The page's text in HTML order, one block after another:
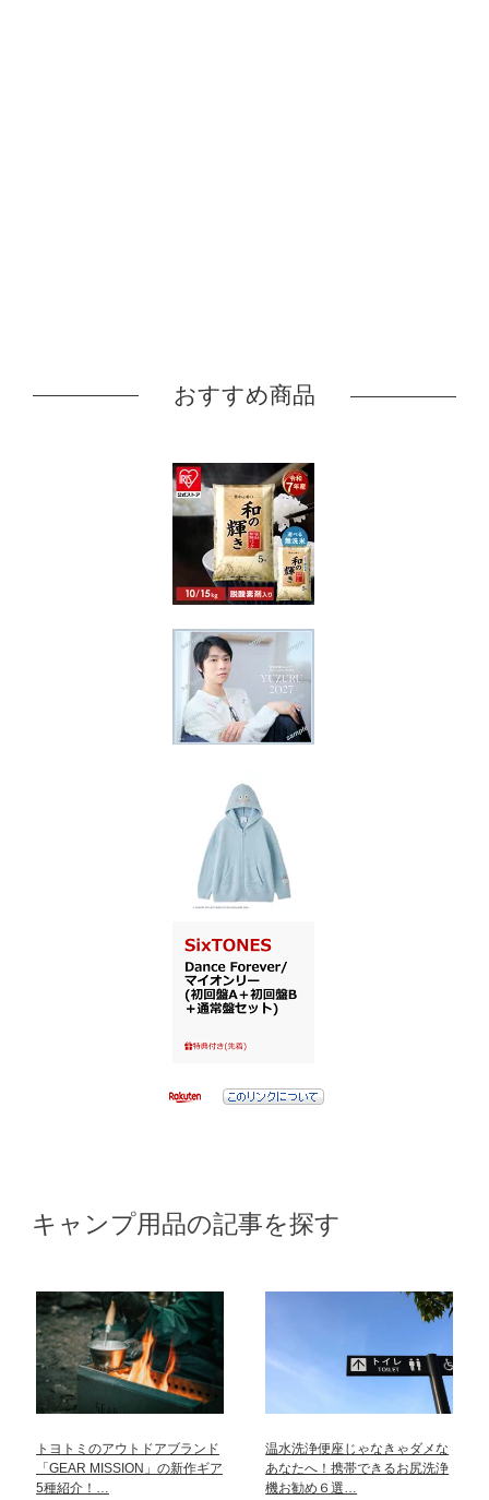
おすすめ商品
キャンプ用品の記事を探す
トヨトミのアウトドアブランド
「GEAR MISSION」の新作ギア
5種紹介！…
温水洗浄便座じゃなきゃダメな
あなたへ！携帯できるお尻洗浄
機お勧め６選…